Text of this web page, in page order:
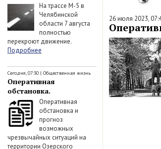
На трассе М-5 в
Челябинской
области 7 августа
полностью
перекроют движение.
Подробнее
Сегодня, 07:30 | Общественная жизнь
Оперативная
обстановка.
Оперативная
обстановка и
прогноз
возможных
чрезвычайных ситуаций на
территории Озерского
26 июля 2023,